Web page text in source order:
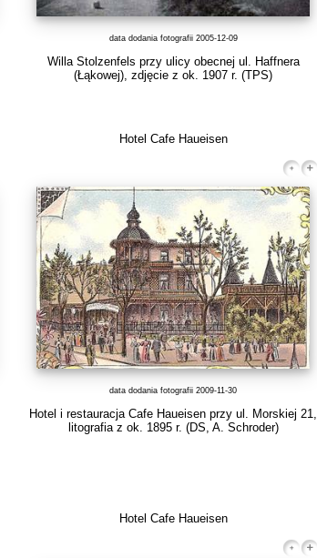
data dodania fotografii 2005-12-09
Willa Stolzenfels przy ulicy obecnej ul. Haffnera
(Łąkowej), zdjęcie z ok. 1907 r. (TPS)
Hotel Cafe Haueisen
data dodania fotografii 2009-11-30
Hotel i restauracja Cafe Haueisen przy ul. Morskiej 21,
litografia z ok. 1895 r. (DS, A. Schroder)
Hotel Cafe Haueisen